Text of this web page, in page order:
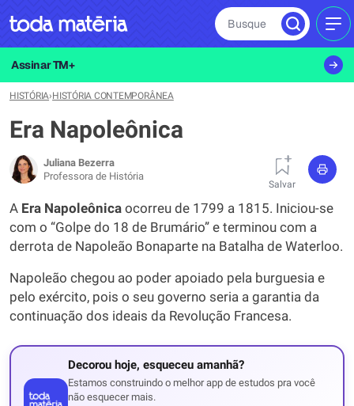
Busque
Assinar TM+
HISTÓRIA›HISTÓRIA CONTEMPORÂNEA
Era Napoleônica
Juliana Bezerra
Professora de História
Salvar
A Era Napoleônica ocorreu de 1799 a 1815. Iniciou-se
com o “Golpe do 18 de Brumário” e terminou com a
derrota de Napoleão Bonaparte na Batalha de Waterloo.
Napoleão chegou ao poder apoiado pela burguesia e
pelo exército, pois o seu governo seria a garantia da
continuação dos ideais da Revolução Francesa.
Decorou hoje, esqueceu amanhã?
Estamos construindo o melhor app de estudos pra você
não esquecer mais.